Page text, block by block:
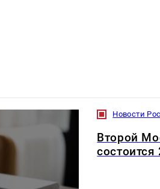
Новости
Второй